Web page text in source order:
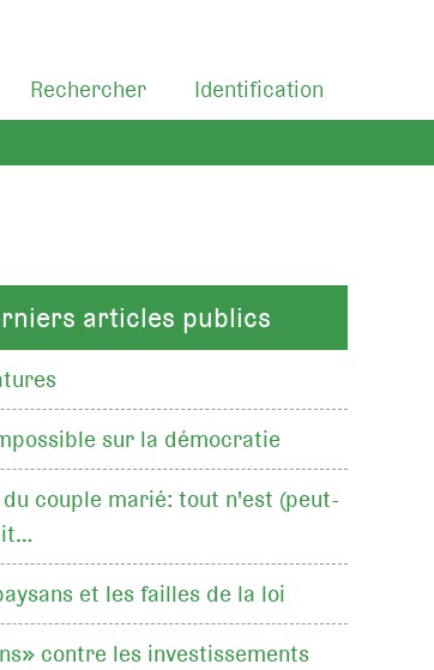
Identification
Rechercher
articles publics
sur la démocratie
couple marié: tout n'est (peut-
et les failles de la loi
contre les investissements